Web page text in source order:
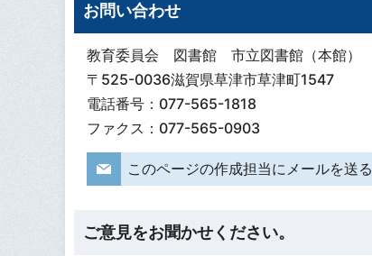
お問い合わせ
教育委員会 図書館 市立図書館（本館）
〒525-0036滋賀県草津市草津町1547
電話番号：077-565-1818
ファクス：077-565-0903
このページの作成担当にメールを送る
ご意見をお聞かせください。